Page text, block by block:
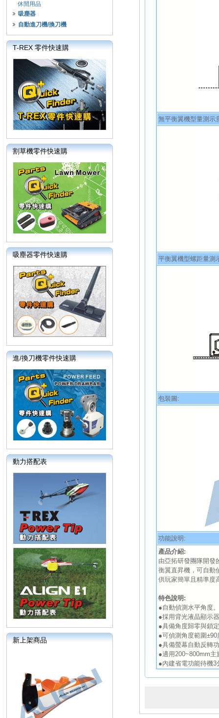
休閒用品
吸塵器
自動進刀機/換刀機
T-REX 零件快速購
割草機零件快速購
吸塵器零件快速購
進/換刀機零件快速購
動力搭配表
新上架商品
無平衡翼機型量測示
平衡翼機型螺距量測
包裝圖:
功能說明:
產品介紹:
由亞拓研發團隊開發
衡翼直昇機，可自動
供玩家簡單且精準度
特色說明:
●自動偵測水平角度
●採用背光液晶顯示
●具備角度歸零與鎖
●可偵測角度範圍±90
●具備螢幕自動反轉
●適用200~800mm主
●內建省電功能待機